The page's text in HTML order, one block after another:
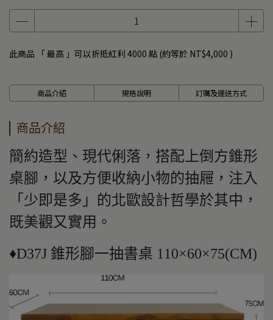
此商品 「 最高 」可以折抵紅利 4000 點 (約等於 NT$4,000 )
商品介紹 規格說明 訂購及運送方式
商品介紹
簡約造型、現代俐落，搭配上倒方錐形
桌腳，以及方便收納小物的抽屜，注入
「少即是多」的北歐設計哲學於其中，
既美觀又實用。
♦D37J 錐形腳一抽書桌 110×60×75(CM)